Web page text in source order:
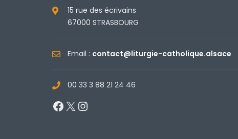
15 rue des écrivains
67000 STRASBOURG
Email : contact@liturgie-catholique.alsace
00 33 3 88 21 24 46
Facebook
X